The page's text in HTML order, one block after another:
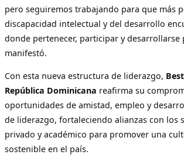
pero seguiremos trabajando para que más
discapacidad intelectual y del desarrollo
donde pertenecer, participar y desarrollarse
manifestó.
Con esta nueva estructura de liderazgo,
República Dominicana reafirma su
oportunidades de amistad, empleo y
de liderazgo, fortaleciendo alianzas con los
privado y académico para promover una
sostenible en el país.